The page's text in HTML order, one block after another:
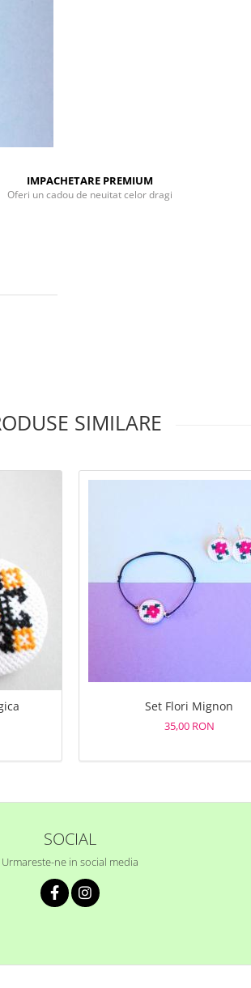
IMPACHETARE PREMIUM
Oferi un cadou de neuitat celor dragi
SIMILARE
Set Flori Mignon
35,00 RON
SOCIAL
Urmareste-ne in social media